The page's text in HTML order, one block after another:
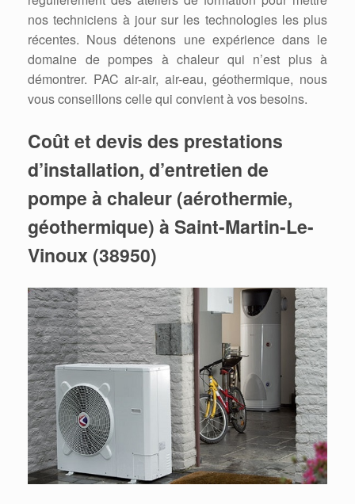
nos techniciens à jour sur les technologies les plus
récentes. Nous détenons une expérience dans le
domaine de pompes à chaleur qui n’est plus à
démontrer. PAC air-air, air-eau, géothermique, nous
vous conseillons celle qui convient à vos besoins.
Coût et devis des prestations
d’installation, d’entretien de
pompe à chaleur (aérothermie,
géothermique) à Saint-Martin-Le-
Vinoux (38950)